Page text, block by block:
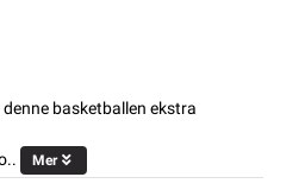
basketballen ekstra
Mer